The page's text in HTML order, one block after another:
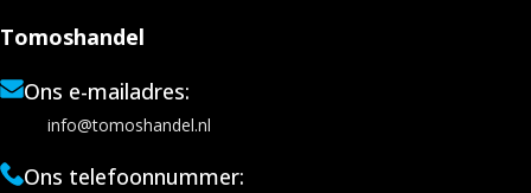
Tomoshandel
Ons e-mailadres:
info@tomoshandel.nl
Ons telefoonnummer: